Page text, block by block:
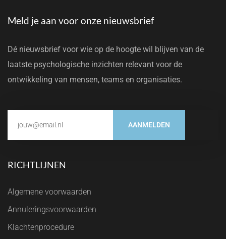
Meld je aan voor onze nieuwsbrief
Dé nieuwsbrief voor wie op de hoogte wil blijven van de
laatste psychologische inzichten relevant voor de
ontwikkeling van mensen, teams en organisaties.
AANMELDEN
RICHTLIJNEN
Algemene voorwaarden
Annuleringsvoorwaarden
Klachtenprocedure